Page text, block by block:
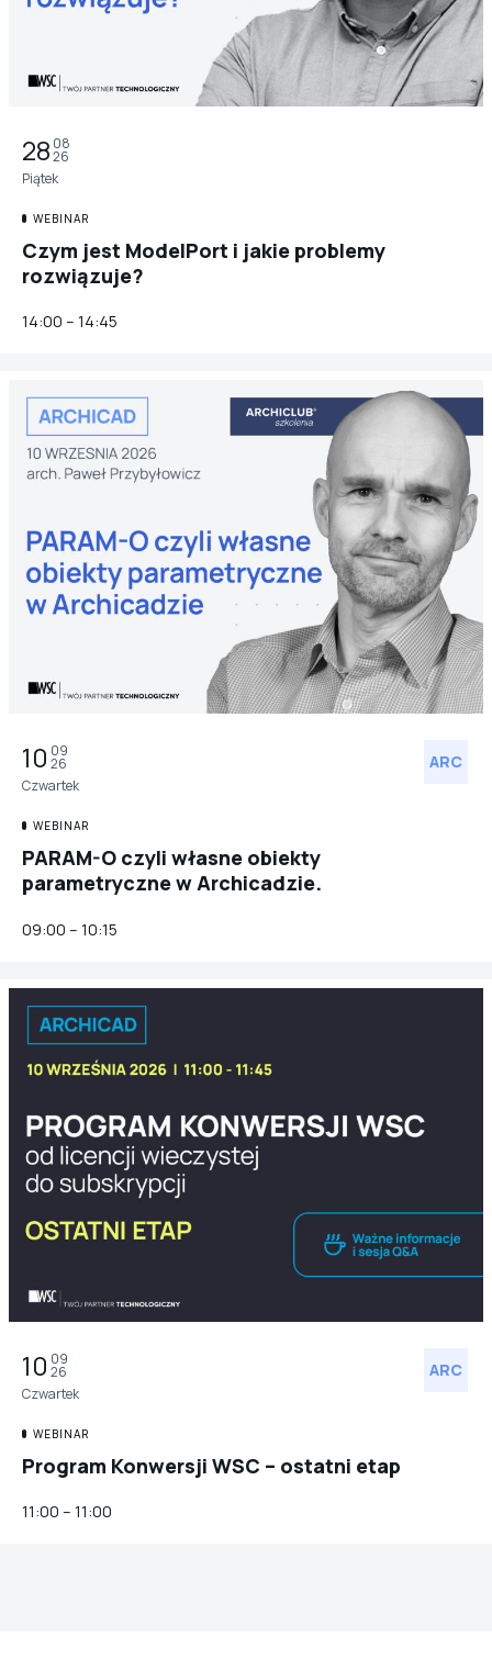
28 08
26
Piątek
WEBINAR
Czym jest ModelPort i jakie problemy
rozwiązuje?
14:00 – 14:45
10 09
26
Czwartek
ARC
WEBINAR
PARAM-O czyli własne obiekty
parametryczne w Archicadzie.
09:00 – 10:15
10 09
26
Czwartek
ARC
WEBINAR
Program Konwersji WSC – ostatni etap
11:00 – 11:00